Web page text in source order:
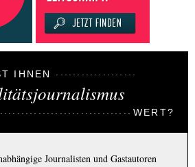
IHNEN
WERT?
Journalisten und Gastautoren